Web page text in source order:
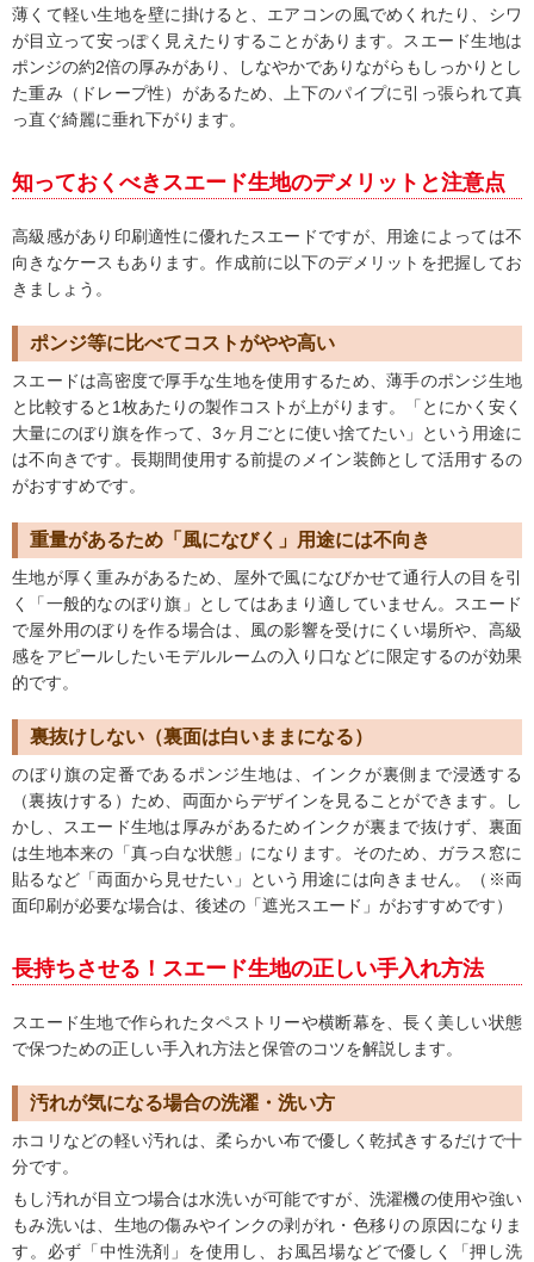
薄くて軽い生地を壁に掛けると、エアコンの風でめくれたり、シワ
が目立って安っぽく見えたりすることがあります。スエード生地は
ポンジの約2倍の厚みがあり、しなやかでありながらもしっかりとし
た重み（ドレープ性）があるため、上下のパイプに引っ張られて真
っ直ぐ綺麗に垂れ下がります。
知っておくべきスエード生地のデメリットと注意点
高級感があり印刷適性に優れたスエードですが、用途によっては不
向きなケースもあります。作成前に以下のデメリットを把握してお
きましょう。
ポンジ等に比べてコストがやや高い
スエードは高密度で厚手な生地を使用するため、薄手のポンジ生地
と比較すると1枚あたりの製作コストが上がります。「とにかく安く
大量にのぼり旗を作って、3ヶ月ごとに使い捨てたい」という用途に
は不向きです。長期間使用する前提のメイン装飾として活用するの
がおすすめです。
重量があるため「風になびく」用途には不向き
生地が厚く重みがあるため、屋外で風になびかせて通行人の目を引
く「一般的なのぼり旗」としてはあまり適していません。スエード
で屋外用のぼりを作る場合は、風の影響を受けにくい場所や、高級
感をアピールしたいモデルルームの入り口などに限定するのが効果
的です。
裏抜けしない（裏面は白いままになる）
のぼり旗の定番であるポンジ生地は、インクが裏側まで浸透する
（裏抜けする）ため、両面からデザインを見ることができます。し
かし、スエード生地は厚みがあるためインクが裏まで抜けず、裏面
は生地本来の「真っ白な状態」になります。そのため、ガラス窓に
貼るなど「両面から見せたい」という用途には向きません。（※両
面印刷が必要な場合は、後述の「遮光スエード」がおすすめです）
長持ちさせる！スエード生地の正しい手入れ方法
スエード生地で作られたタペストリーや横断幕を、長く美しい状態
で保つための正しい手入れ方法と保管のコツを解説します。
汚れが気になる場合の洗濯・洗い方
ホコリなどの軽い汚れは、柔らかい布で優しく乾拭きするだけで十
分です。
もし汚れが目立つ場合は水洗いが可能ですが、洗濯機の使用や強い
もみ洗いは、生地の傷みやインクの剥がれ・色移りの原因になりま
す。必ず「中性洗剤」を使用し、お風呂場などで優しく「押し洗